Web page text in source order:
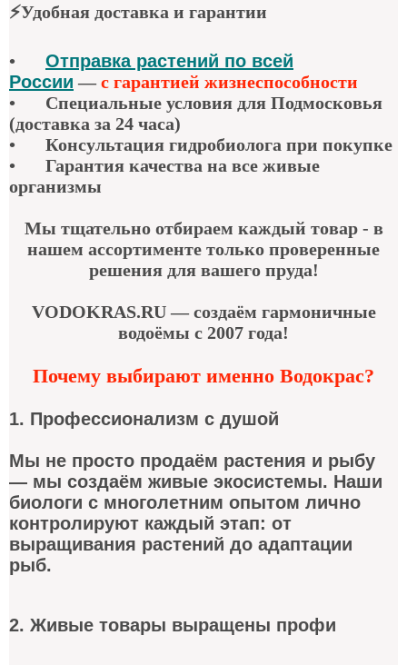
⚡Удобная доставка и гарантии
•
Отправка растений по всей
России —с гарантией жизнеспособности
•
Специальные условия для Подмосковья
(доставка за 24 часа)
•
Консультация гидробиолога при покупке
•
Гарантия качества на все живые
организмы
Мы тщательно отбираем каждый товар - в
нашем ассортименте только проверенные
решения для вашего пруда!
VODOKRAS.RU — создаём гармоничные
водоёмы с 2007 года!
Почему выбирают именно Водокрас?
1. Профессионализм с душой
Мы не просто продаём растения и рыбу
— мы создаём живые экосистемы. Наши
биологи с многолетним опытом лично
контролируют каждый этап: от
выращивания растений до адаптации
рыб.
2. Живые товары выращены профи